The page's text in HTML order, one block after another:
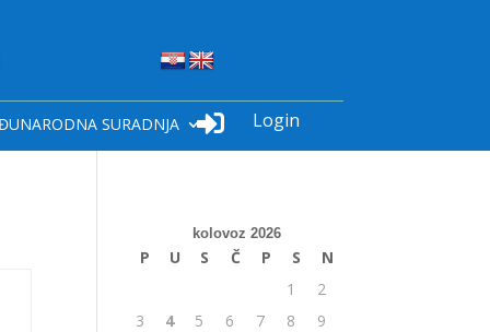
SURADNJA  Login
kolovoz 2026
P U S Č P S
N
1
2
3
4 5 6 7 8
9